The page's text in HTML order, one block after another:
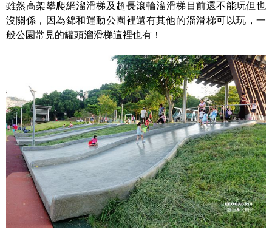
雖然高架攀爬網溜滑梯及超長滾輪溜滑梯目前還不能玩但也
沒關係，因為錦和運動公園裡還有其他的溜滑梯可以玩，一
般公園常見的罐頭溜滑梯這裡也有！